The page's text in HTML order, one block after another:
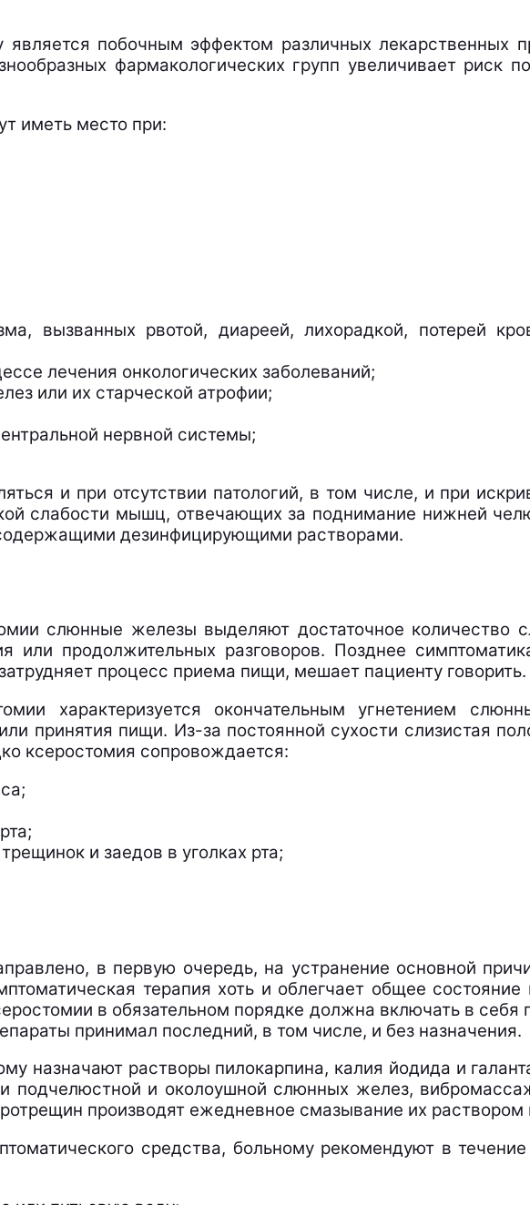
побочным эффектом различных лекарственных
фармакологических групп увеличивает риск
иметь место при:
вызванных рвотой, диареей, лихорадкой, потерей
лечения онкологических заболеваний;
или их старческой атрофии;
нервной системы;
и при отсутствии патологий, в том числе, и при
слабости мышц, отвечающих за поднимание нижней
дезинфицирующими растворами.
слюнные железы выделяют достаточное количество
или продолжительных разговоров. Позднее
процесс приема пищи, мешает пациенту говорить.
характеризуется окончательным угнетением
принятия пищи. Из-за постоянной сухости слизистая
ксеростомия сопровождается:
и заедов в уголках рта;
в первую очередь, на устранение основной
терапия хоть и облегчает общее
в обязательном порядке должна включать в себя
принимал последний, в том числе, и без назначения.
назначают растворы пилокарпина, калия йодида и
подчелюстной и околоушной слюнных желез,
производят ежедневное смазывание их раствором
средства, больному рекомендуют в